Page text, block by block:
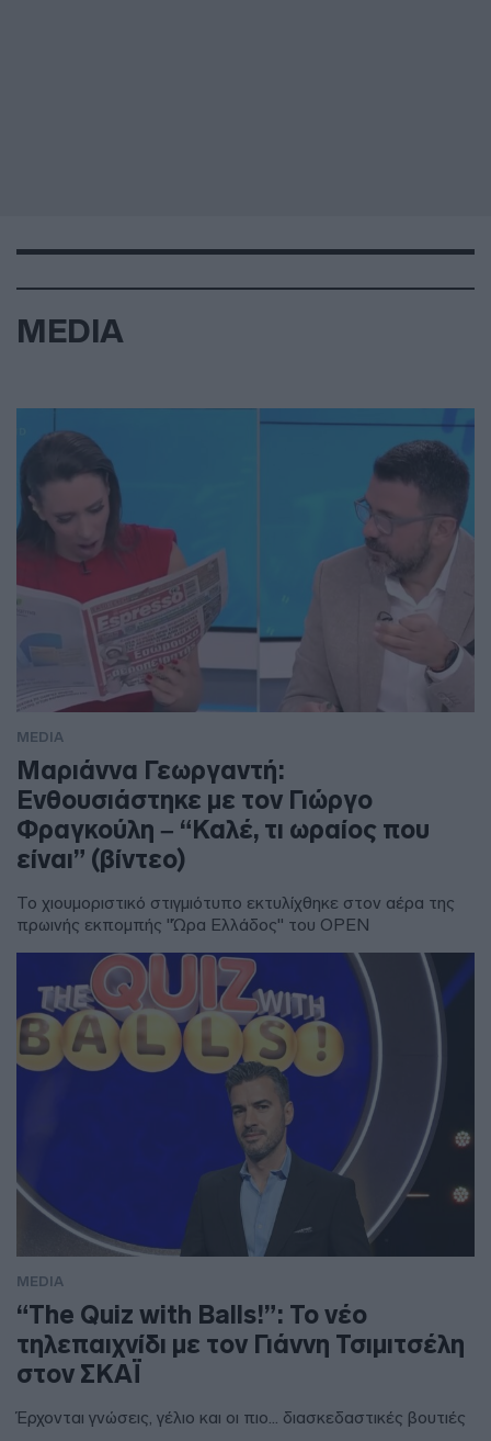
MEDIA
MEDIA
Μαριάννα Γεωργαντή:
Ενθουσιάστηκε με τον Γιώργο
Φραγκούλη – “Καλέ, τι ωραίος που
είναι” (βίντεο)
Το χιουμοριστικό στιγμιότυπο εκτυλίχθηκε στον αέρα της
πρωινής εκπομπής "Ώρα Ελλάδος" του OPEN
MEDIA
“The Quiz with Balls!”: Το νέο
τηλεπαιχνίδι με τον Γιάννη Τσιμιτσέλη
στον ΣΚΑΪ
Έρχονται γνώσεις, γέλιο και οι πιο... διασκεδαστικές βουτιές